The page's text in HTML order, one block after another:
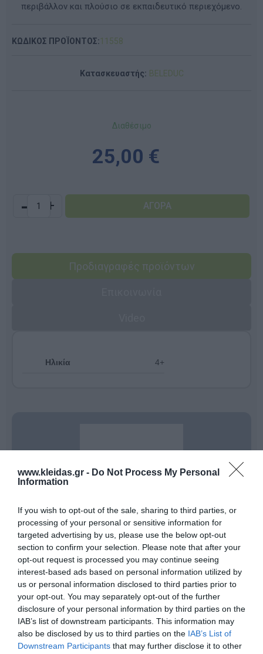
www.kleidas.gr - Do Not Process My Personal
Information
If you wish to opt-out of the sale, sharing to third parties, or
processing of your personal or sensitive information for
targeted advertising by us, please use the below opt-out
section to confirm your selection. Please note that after your
opt-out request is processed you may continue seeing
interest-based ads based on personal information utilized by
us or personal information disclosed to third parties prior to
your opt-out. You may separately opt-out of the further
disclosure of your personal information by third parties on the
IAB’s list of downstream participants. This information may
also be disclosed by us to third parties on the IAB’s List of
Downstream Participants that may further disclose it to other
περιβάλλον και πλούσιο σε εκπαιδευτικό περιεχόμενο.
ΚΩΔΙΚΟΣ ΠΡΟΪΟΝΤΟΣ:11558
Κατασκευαστής: BELEDUC
Διαθέσιμο
25,00 €
- +
Προδιαγραφές προϊόντων
Ηλικία 4+
ΗBeleducδεν είναι απλώς μια εταιρεία παιχνιδιών·
είναι μια οικογενειακή επιχείρηση από τη Γερμανία με
50 χρόνια ιστορίας, αφιερωμένη στη δημιουργία των
καλύτερων δυνατών θεμελίων για το μέλλον των
παιδιών. Με το εμβληματικό σύνθημα:
"Παίζω, Αποκτώ εμπειρίες, Μαθαίνω!"
η Beleduc σχεδιάζει και παράγει ξύλινα εκπαιδευτικά
παιχνίδια που μετατρέπουν κάθε στιγμή δράσης σε
μια ευκαιρία γνώσης. Από τα περίφημαξύλινα